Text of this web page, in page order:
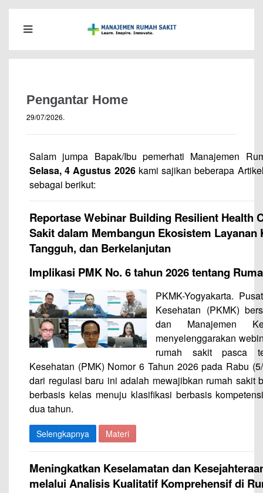
Pengantar Home
29/07/2026.
Salam jumpa Bapak/Ibu pemerhati Manajemen
Selasa, 4 Agustus 2026kami sajikan beberapa
sebagai berikut:
Reportase Webinar Building Resilient Health
Sakit dalam Membangun Ekosistem Layanan
Tangguh, dan Berkelanjutan
Implikasi PMK No. 6 tahun 2026 tentang
PKMK-Yogyakarta.
Kesehatan (PKMK)
dan Manajemen
menyelenggarakan
rumah sakit pasca
Kesehatan (PMK) Nomor 6 Tahun 2026 pada Rabu
dari regulasi baru ini adalah mewajibkan rumah sakit
berbasis kelas menuju klasifikasi berbasis
dua tahun.
Selengkapnya Materi
Meningkatkan Keselamatan dan
melalui Analisis Kualitatif Komprehensif di